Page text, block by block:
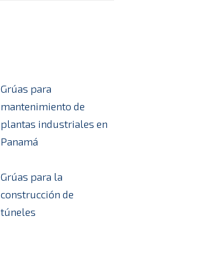
Grúas para
mantenimiento de
plantas industriales en
Panamá
Grúas para la
construcción de
túneles